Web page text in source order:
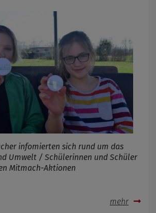
infomierten sich rund um das
Umwelt / Schülerinnen und Schüler
Mitmach-Aktionen
mehr